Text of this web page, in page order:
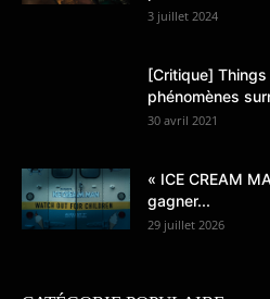
3 juillet 2024
[Critique] Things
phénomènes
30 avril 2021
« ICE CREAM
gagner...
29 juillet 2026